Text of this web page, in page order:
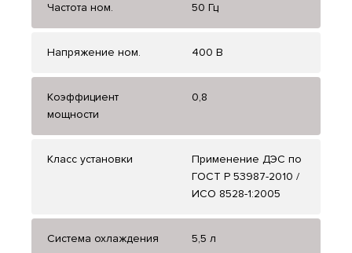
Частота ном. 50 Гц
Напряжение ном. 400 В
Коэффициент
мощности
0,8
Класс установки
Применение ДЭС по
ГОСТ Р 53987-2010 /
ИСО 8528-1:2005
Система охлаждения 5,5 л